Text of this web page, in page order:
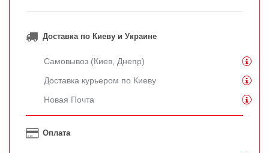
Доставка по Киеву и Украине
Самовывоз (Киев, Днепр)
Доставка курьером по Киеву
Новая Почта
Оплата